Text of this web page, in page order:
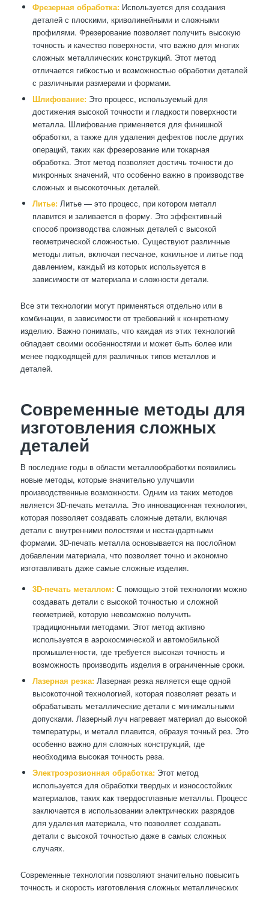
Фрезерная обработка:Используется для создания
деталей с плоскими, криволинейными и сложными
профилями. Фрезерование позволяет получить высокую
точность и качество поверхности, что важно для многих
сложных металлических конструкций. Этот метод
отличается гибкостью и возможностью обработки деталей
с различными размерами и формами.
Шлифование:Это процесс, используемый для
достижения высокой точности и гладкости поверхности
металла. Шлифование применяется для финишной
обработки, а также для удаления дефектов после других
операций, таких как фрезерование или токарная
обработка. Этот метод позволяет достичь точности до
микронных значений, что особенно важно в производстве
сложных и высокоточных деталей.
Литье:Литье — это процесс, при котором металл
плавится и заливается в форму. Это эффективный
способ производства сложных деталей с высокой
геометрической сложностью. Существуют различные
методы литья, включая песчаное, кокильное и литье под
давлением, каждый из которых используется в
зависимости от материала и сложности детали.
Все эти технологии могут применяться отдельно или в
комбинации, в зависимости от требований к конкретному
изделию. Важно понимать, что каждая из этих технологий
обладает своими особенностями и может быть более или
менее подходящей для различных типов металлов и
деталей.
Современные методы для
изготовления сложных
деталей
В последние годы в области металлообработки появились
новые методы, которые значительно улучшили
производственные возможности. Одним из таких методов
является 3D-печать металла. Это инновационная технология,
которая позволяет создавать сложные детали, включая
детали с внутренними полостями и нестандартными
формами. 3D-печать металла основывается на послойном
добавлении материала, что позволяет точно и экономно
изготавливать даже самые сложные изделия.
3D-печать металлом:С помощью этой технологии можно
создавать детали с высокой точностью и сложной
геометрией, которую невозможно получить
традиционными методами. Этот метод активно
используется в аэрокосмической и автомобильной
промышленности, где требуется высокая точность и
возможность производить изделия в ограниченные сроки.
Лазерная резка:Лазерная резка является еще одной
высокоточной технологией, которая позволяет резать и
обрабатывать металлические детали с минимальными
допусками. Лазерный луч нагревает материал до высокой
температуры, и металл плавится, образуя точный рез. Это
особенно важно для сложных конструкций, где
необходима высокая точность реза.
Электроэрозионная обработка:Этот метод
используется для обработки твердых и износостойких
материалов, таких как твердосплавные металлы. Процесс
заключается в использовании электрических разрядов
для удаления материала, что позволяет создавать
детали с высокой точностью даже в самых сложных
случаях.
Современные технологии позволяют значительно повысить
точность и скорость изготовления сложных металлических